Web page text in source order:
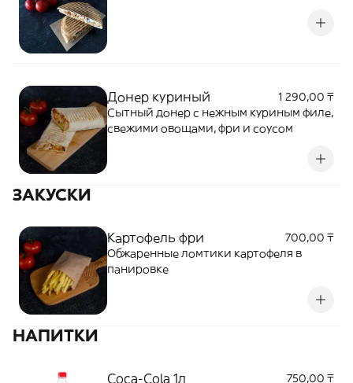
Донер куриный
1 290,00 ₸
Сытный донер с нежным куриным филе,
свежими овощами, фри и соусом
ЗАКУСКИ
Картофель фри
700,00 ₸
Обжаренные ломтики картофеля в
панировке
НАПИТКИ
Coca-Cola 1л 750,00 ₸